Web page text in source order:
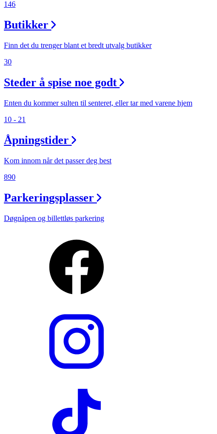
146
Butikker
Finn det du trenger blant et bredt utvalg butikker
30
Steder å spise noe godt
Enten du kommer sulten til senteret, eller tar med varene hjem
10 - 21
Åpningstider
Kom innom når det passer deg best
890
Parkeringsplasser
Døgnåpen og billettløs parkering